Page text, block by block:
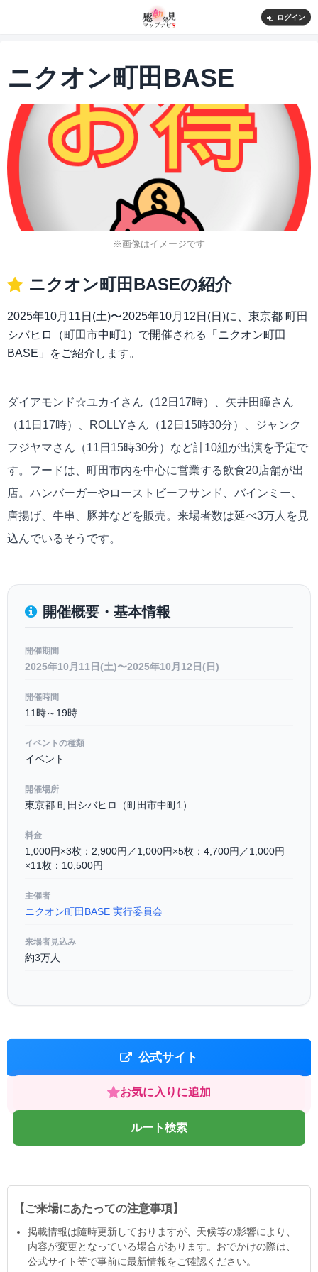
ログイン
ニクオン町田BASE
※画像はイメージです
ニクオン町田BASEの紹介
2025年10月11日(土)〜2025年10月12日(日)に、東京都 町田
シバヒロ（町田市中町1）で開催される「ニクオン町田
BASE」をご紹介します。
ダイアモンド☆ユカイさん（12日17時）、矢井田瞳さん
（11日17時）、ROLLYさん（12日15時30分）、ジャンク
フジヤマさん（11日15時30分）など計10組が出演を予定で
す。フードは、町田市内を中心に営業する飲食20店舗が出
店。ハンバーガーやローストビーフサンド、バインミー、
唐揚げ、牛串、豚丼などを販売。来場者数は延べ3万人を見
込んでいるそうです。
開催概要・基本情報
開催期間
2025年10月11日(土)〜2025年10月12日(日)
開催時間
11時～19時
イベントの種類
イベント
開催場所
東京都 町田シバヒロ（町田市中町1）
料金
1,000円×3枚：2,900円／1,000円×5枚：4,700円／1,000円
×11枚：10,500円
主催者
ニクオン町田BASE 実行委員会
来場者見込み
約3万人
公式サイト
お気に入りに追加
ルート検索
【ご来場にあたっての注意事項】
掲載情報は隨時更新しておりますが、天候等の影響により、
内容が変更となっている場合があります。おでかけの際は、
公式サイト等で事前に最新情報をご確認ください。